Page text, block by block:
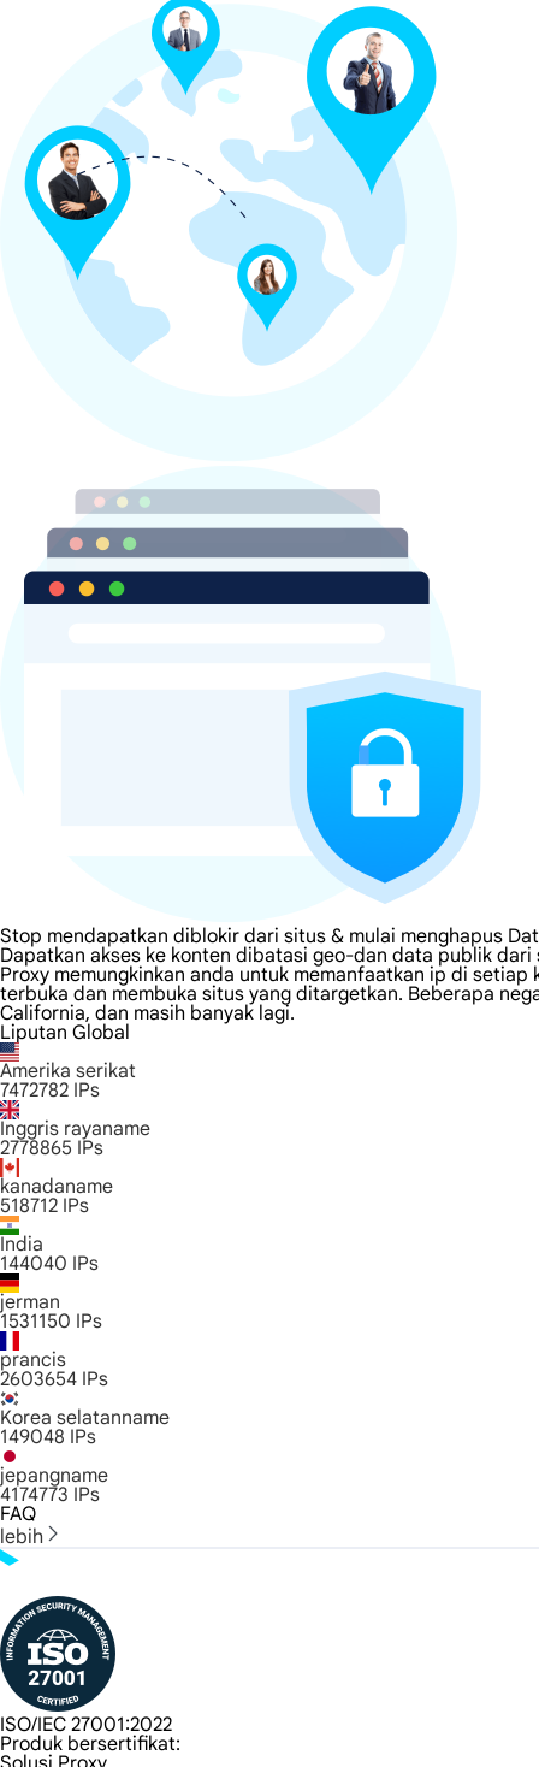
Stop mendapatkan diblokir dari situs & mulai menghapus
Dapatkan akses ke konten dibatasi geo-dan data publik dari
Proxy memungkinkan anda untuk memanfaatkan ip di
terbuka dan membuka situs yang ditargetkan. Beberapa
California, dan masih banyak lagi.
Liputan Global
Amerika serikat
7472782 IPs
Inggris rayaname
2778865 IPs
kanadaname
518712 IPs
India
144040 IPs
jerman
1531150 IPs
prancis
2603654 IPs
Korea selatanname
149048 IPs
jepangname
4174773 IPs
FAQ
lebih
ISO/IEC 27001:2022
Produk bersertifikat: